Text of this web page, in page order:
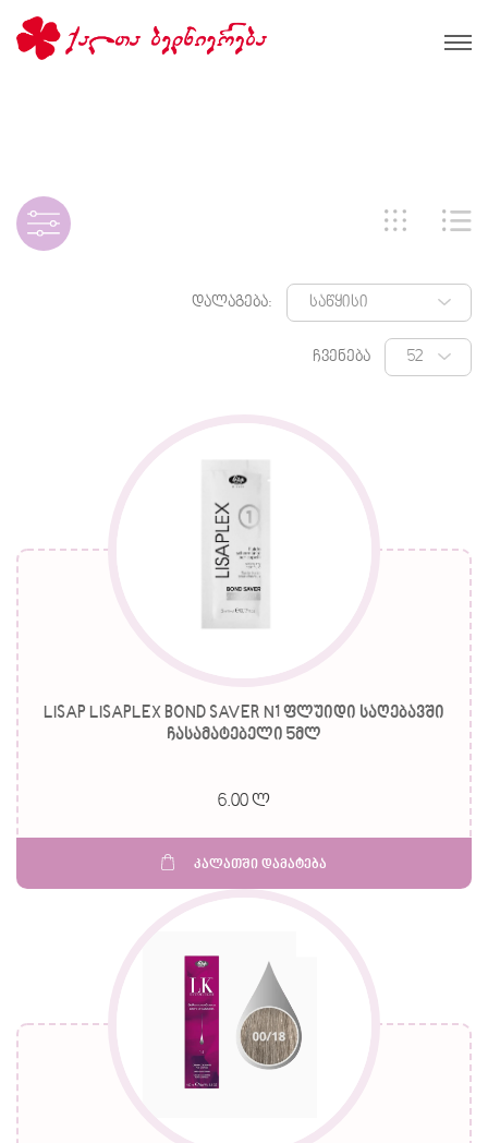
დალაგება:
ჩვენება
LISAP LISAPLEX BOND SAVER N1 ფლუიდი საღებავში
ჩასამატებელი 5მლ
6.00 ლ
კალათში დამატება